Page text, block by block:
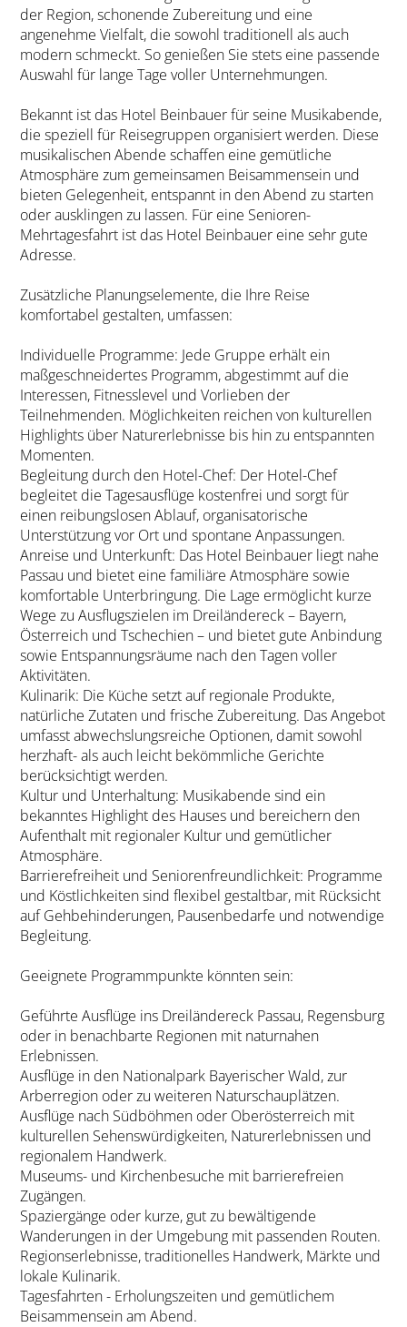
der Region, schonende Zubereitung und eine
angenehme Vielfalt, die sowohl traditionell als auch
modern schmeckt. So genießen Sie stets eine passende
Auswahl für lange Tage voller Unternehmungen.
Bekannt ist das Hotel Beinbauer für seine Musikabende,
die speziell für Reisegruppen organisiert werden. Diese
musikalischen Abende schaffen eine gemütliche
Atmosphäre zum gemeinsamen Beisammensein und
bieten Gelegenheit, entspannt in den Abend zu starten
oder ausklingen zu lassen. Für eine Senioren-
Mehrtagesfahrt ist das Hotel Beinbauer eine sehr gute
Adresse.
Zusätzliche Planungselemente, die Ihre Reise
komfortabel gestalten, umfassen:
Individuelle Programme: Jede Gruppe erhält ein
maßgeschneidertes Programm, abgestimmt auf die
Interessen, Fitnesslevel und Vorlieben der
Teilnehmenden. Möglichkeiten reichen von kulturellen
Highlights über Naturerlebnisse bis hin zu entspannten
Momenten.
Begleitung durch den Hotel-Chef: Der Hotel-Chef
begleitet die Tagesausflüge kostenfrei und sorgt für
einen reibungslosen Ablauf, organisatorische
Unterstützung vor Ort und spontane Anpassungen.
Anreise und Unterkunft: Das Hotel Beinbauer liegt nahe
Passau und bietet eine familiäre Atmosphäre sowie
komfortable Unterbringung. Die Lage ermöglicht kurze
Wege zu Ausflugszielen im Dreiländereck – Bayern,
Österreich und Tschechien – und bietet gute Anbindung
sowie Entspannungsräume nach den Tagen voller
Aktivitäten.
Kulinarik: Die Küche setzt auf regionale Produkte,
natürliche Zutaten und frische Zubereitung. Das Angebot
umfasst abwechslungsreiche Optionen, damit sowohl
herzhaft- als auch leicht bekömmliche Gerichte
berücksichtigt werden.
Kultur und Unterhaltung: Musikabende sind ein
bekanntes Highlight des Hauses und bereichern den
Aufenthalt mit regionaler Kultur und gemütlicher
Atmosphäre.
Barrierefreiheit und Seniorenfreundlichkeit: Programme
und Köstlichkeiten sind flexibel gestaltbar, mit Rücksicht
auf Gehbehinderungen, Pausenbedarfe und notwendige
Begleitung.
Geeignete Programmpunkte könnten sein:
Geführte Ausflüge ins Dreiländereck Passau, Regensburg
oder in benachbarte Regionen mit naturnahen
Erlebnissen.
Ausflüge in den Nationalpark Bayerischer Wald, zur
Arberregion oder zu weiteren Naturschauplätzen.
Ausflüge nach Südböhmen oder Oberösterreich mit
kulturellen Sehenswürdigkeiten, Naturerlebnissen und
regionalem Handwerk.
Museums- und Kirchenbesuche mit barrierefreien
Zugängen.
Spaziergänge oder kurze, gut zu bewältigende
Wanderungen in der Umgebung mit passenden Routen.
Regionserlebnisse, traditionelles Handwerk, Märkte und
lokale Kulinarik.
Tagesfahrten - Erholungszeiten und gemütlichem
Beisammensein am Abend.